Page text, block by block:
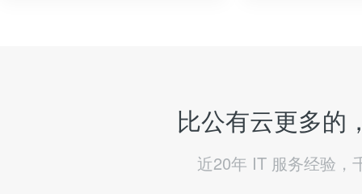
比公有云更多的
近20年 IT 服务经验，